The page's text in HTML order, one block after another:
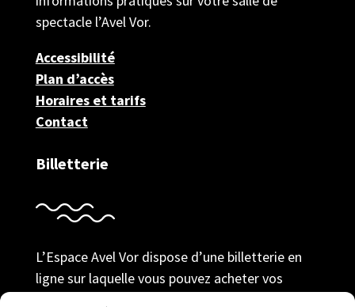
spectacle l’Avel Vor.
Accessibilité
Plan d’accès
Horaires et tarifs
Contact
Billetterie
L’Espace Avel Vor dispose d’une billetterie en
ligne sur laquelle vous pouvez acheter vos